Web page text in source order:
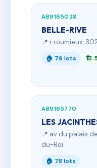
AB9165028
BELLE-RIVE
📍 r roumieux,
🏠 79 lots 🏗
AB9165770
LES
📍 av du palais
du-Roi
🏠 78 lots